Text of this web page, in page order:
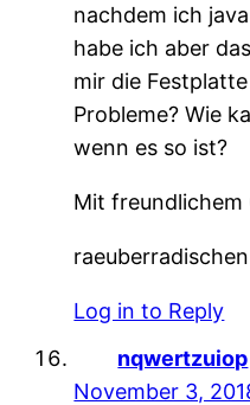
nachdem ich
habe ich aber
mir die
Probleme? Wie
wenn es so ist?
Mit freundlichem
raeuberradischen
Log in to Reply
nqwertzuiop
November 3,